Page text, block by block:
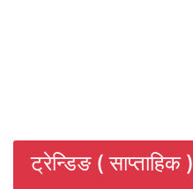
ट्रेन्डिङ ( साप्ताहिक )